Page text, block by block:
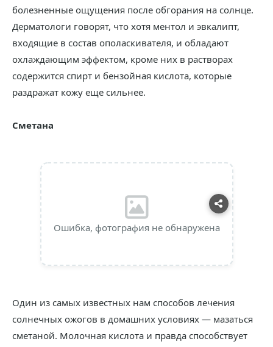
болезненные ощущения после обгорания на солнце.
Дерматологи говорят, что хотя ментол и эвкалипт,
входящие в состав ополаскивателя, и обладают
охлаждающим эффектом, кроме них в растворах
содержится спирт и бензойная кислота, которые
раздражат кожу еще сильнее.
Сметана
Ошибка, фотография не обнаружена
Один из самых известных нам способов лечения
солнечных ожогов в домашних условиях — мазаться
сметаной. Молочная кислота и правда способствует